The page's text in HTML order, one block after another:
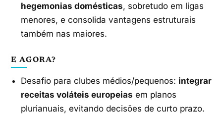
hegemonias domésticas, sobretudo em ligas
menores, e consolida vantagens estruturais
também nas maiores.
E AGORA?
Desafio para clubes médios/pequenos: integrar
receitas voláteis europeias em planos
plurianuais, evitando decisões de curto prazo.